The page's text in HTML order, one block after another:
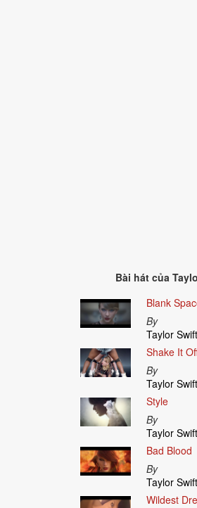
Bài hát của
Blank
By
Taylor Swift
Shake It
By
Taylor Swift
Style
By
Taylor Swift
Bad Blood
By
Taylor Swift
Wildest